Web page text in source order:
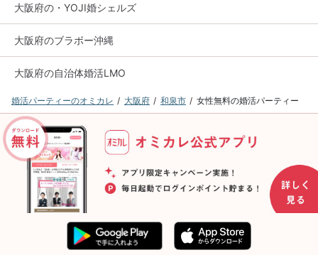
大阪府の・YOJI婚シェルズ
大阪府のブラボー沖縄
大阪府の自治体婚活LMO
婚活パーティーのオミカレ 大阪府 和泉市 女性無料の婚活パーティー